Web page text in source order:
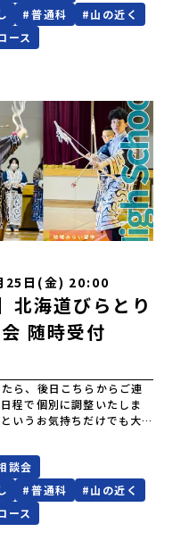
イント体験プログラム内
エンテーション・自己紹
-」 -平取高校生と仲を深
！アイヌ文化フィールド
ヌ文化を理解する -ア
「平取高校見学・寮見
体験 -在校生との対話
ンゴをしながら町を知ろ
農業アクティビティ」 -
家体験！ -想いを持って仕
でBBQディナー」 -さらに
と交流＜3日目＞（AM）
ールドワーク」「3日間の
り対話「ランチ/お土産
状況や参加人数によって
ます。参加概要【開催場
う）【実施日程】7月18日
した方には6月3日(水)
前オンライン研修」をご
いします。【集合場所・時
港※12：00までに新千歳
【解散場所・時間】7月20
：00以降に新千歳空港を
】中学2年生、中学3年生
ミトリータイプの2段ベ
予定です。【旅行代金】無
、以下の内容が無料とな
ラム内のアクティビティ・
用は参加者のご負担とな
・お土産代や自由時間の
人数】最大10名（お申し
参加者決定】お申し込み
校 近畿 五條市立西吉野
高等学校 中国・四国 島
央高等学校島根県立矢上
岡山県立勝山高等学校
分校広島県立大崎海星高
高等学校愛媛県立弓削高等
立今治工業高等学校高知
等学校高知県立中村高等
高等学校 九州 佐賀県立
学校熊本県立矢部高等学
沖永良部高等学校鹿児島
等学校宮崎県立高千穂高
縄県立久米島高等学校私
開志国際高等学校(新潟県)
有数の産地です。特産品
農産品を使った調理活動
携した様々な活動を展開
カーリング施設で「カー
校から徒歩６分の近さに
は一切かかりません。受
ュラムで行う個別指導に
た指導を行っています。
小規模校ですが、その
の個性を大切にした教育
個別現地訪問・見学を随時
らっしゃって学校や地域
、お気軽にお問い合わせ
外に住む中学３年生と保
平取町 まちづくり課 担
）※平日8:30～17:15地
schools/119（北海
#普通科 #山の近く
ース
25日(金) 20:00
北海道びらとり
随時受付
ら、後日こちらからご連
程で個別に調整いたしま
いうお気持ちだけでも大
すので、ぜひお気軽にお
学校のことを知っていた
ご連絡をお待ちしており
：こんにちは！）北海道
取町ってどこ？平取高校
ら自分に合った高校をみ
校の魅力をお話しするオ
ます。カメラOFF、チャッ
談会
#普通科 #山の近く
ース